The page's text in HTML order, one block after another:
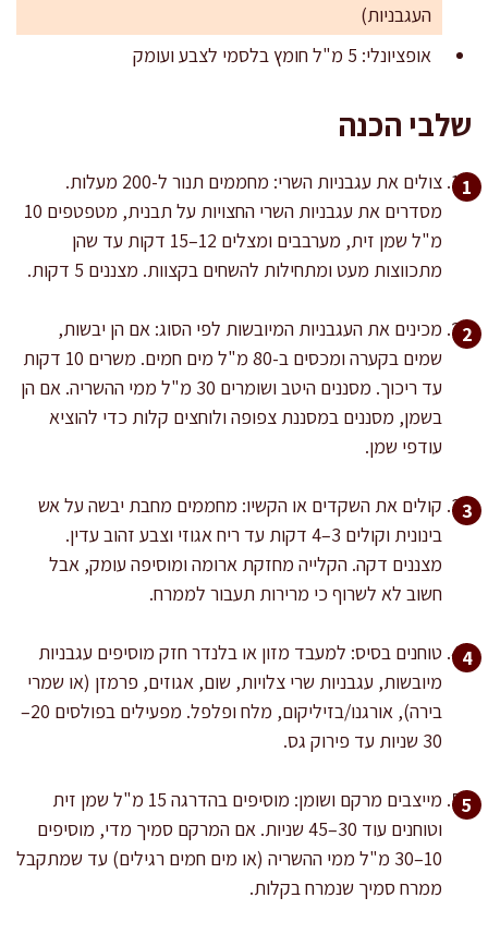
העגבניות)
אופציונלי: 5 מ"ל חומץ בלסמי לצבע ועומק
שלבי הכנה
צולים את עגבניות השרי: מחממים תנור ל-200 מעלות.
מסדרים את עגבניות השרי החצויות על תבנית, מטפטפים 10
מ"ל שמן זית, מערבבים ומצלים 12–15 דקות עד שהן
מתכווצות מעט ומתחילות להשחים בקצוות. מצננים 5 דקות.
מכינים את העגבניות המיובשות לפי הסוג: אם הן יבשות,
שמים בקערה ומכסים ב-80 מ"ל מים חמים. משרים 10 דקות
עד ריכוך. מסננים היטב ושומרים 30 מ"ל ממי ההשריה. אם הן
בשמן, מסננים במסננת צפופה ולוחצים קלות כדי להוציא
עודפי שמן.
קולים את השקדים או הקשיו: מחממים מחבת יבשה על אש
בינונית וקולים 3–4 דקות עד ריח אגוזי וצבע זהוב עדין.
מצננים דקה. הקלייה מחזקת ארומה ומוסיפה עומק, אבל
חשוב לא לשרוף כי מרירות תעבור לממרח.
טוחנים בסיס: למעבד מזון או בלנדר חזק מוסיפים עגבניות
מיובשות, עגבניות שרי צלויות, שום, אגוזים, פרמזן (או שמרי
בירה), אורגנו/בזיליקום, מלח ופלפל. מפעילים בפולסים 20–
30 שניות עד פירוק גס.
מייצבים מרקם ושומן: מוסיפים בהדרגה 15 מ"ל שמן זית
וטוחנים עוד 30–45 שניות. אם המרקם סמיך מדי, מוסיפים
10–30 מ"ל ממי ההשריה (או מים חמים רגילים) עד שמתקבל
ממרח סמיך שנמרח בקלות.